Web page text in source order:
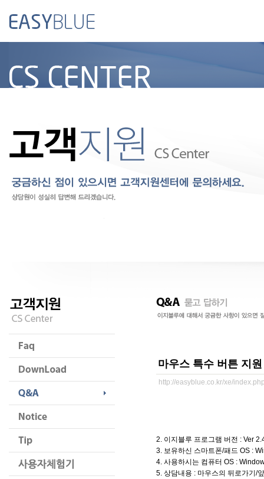
마우스 특수 버튼 지
http://easyblue.co.kr/xe/
2. 이지블루 프로그램 버전 : Ver
3. 보유하신 스마트폰/패드 OS :
4. 사용하시는 컴퓨터 OS :
5. 상담내용 : 마우스의 뒤로가기/